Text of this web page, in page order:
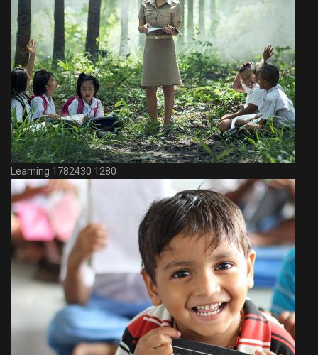
Learning 1782430 1280